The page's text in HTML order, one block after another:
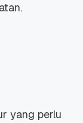
yang perlu